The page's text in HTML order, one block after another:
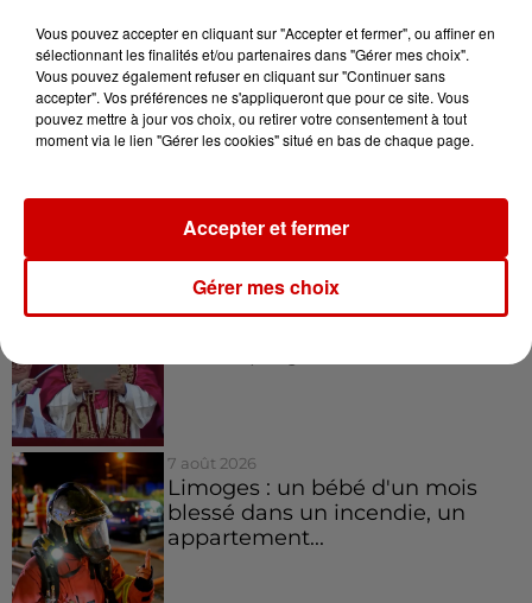
Un rassemblement doit d'ailleurs se tenir ce jeudi
18 juin, à 19h, devant le stade Francis-le-Blé, théâtre
de ses exploits et où résonnait souvent le chant
dédié à "King Éric": "Quand je vois son jeu, je suis
Roy !".
7 août 2026
Limoges : un bébé d'un mois
blessé dans un incendie, un
appartement...
Vous pouvez accepter en cliquant sur "Accepter et fermer", ou affiner en
sélectionnant les finalités et/ou partenaires dans "Gérer mes choix".
Vous pouvez également refuser en cliquant sur "Continuer sans
accepter". Vos préférences ne s'appliqueront que pour ce site. Vous
pouvez mettre à jour vos choix, ou retirer votre consentement à tout
moment via le lien "Gérer les cookies" situé en bas de chaque page.
Gérer mes choix
Accepter et fermer